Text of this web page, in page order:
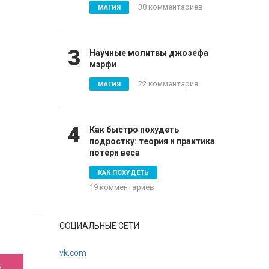
МАГИЯ 38 комментариев
3
Научные молитвы джозефа
мэрфи
МАГИЯ 22 комментария
4
Как быстро похудеть
подростку: теория и практика
потери веса
КАК ПОХУДЕТЬ
19 комментариев
СОЦИАЛЬНЫЕ СЕТИ
vk.com